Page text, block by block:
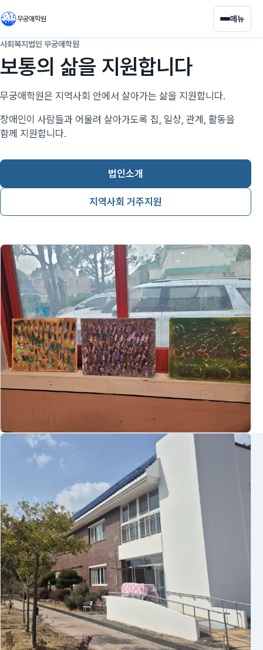
무궁애학원 메뉴
사회복지법인 무궁애학원
보통의 삶을 지원합니다
무궁애학원은 지역사회 안에서 살아가는 삶을 지원합니다.
장애인이 사람들과 어울려 살아가도록 집, 일상, 관계, 활동을
함께 지원합니다.
법인소개
지역사회 거주지원